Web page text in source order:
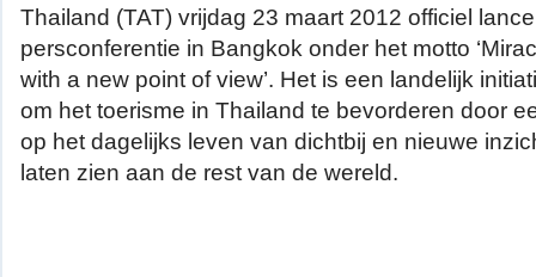
Thailand (TAT) vrijdag 23 maart 2012 officiel
persconferentie in Bangkok onder het motto
with a new point of view’. Het is een landelijk
om het toerisme in Thailand te bevorderen door
op het dagelijks leven van dichtbij en nieuwe
laten zien aan de rest van de wereld.